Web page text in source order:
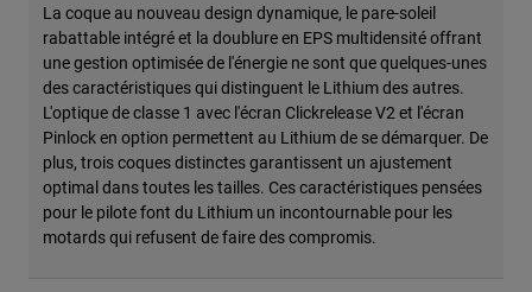
La coque au nouveau design dynamique, le pare-soleil
rabattable intégré et la doublure en EPS multidensité offrant
une gestion optimisée de l'énergie ne sont que quelques-unes
des caractéristiques qui distinguent le Lithium des autres.
L'optique de classe 1 avec l'écran Clickrelease V2 et l'écran
Pinlock en option permettent au Lithium de se démarquer. De
plus, trois coques distinctes garantissent un ajustement
optimal dans toutes les tailles. Ces caractéristiques pensées
pour le pilote font du Lithium un incontournable pour les
motards qui refusent de faire des compromis.